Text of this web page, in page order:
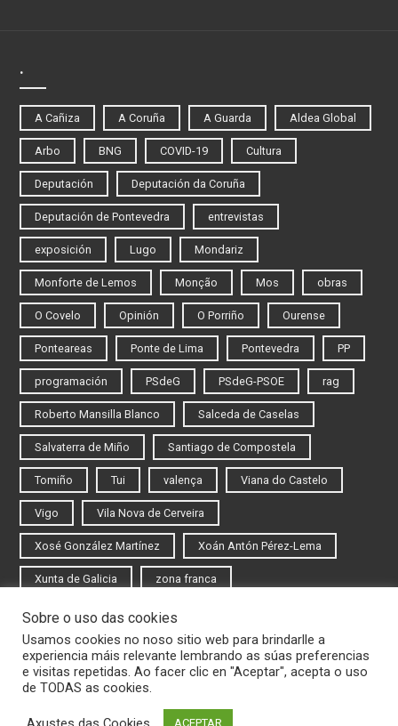
.
A Cañiza A Coruña A Guarda Aldea Global
Arbo BNG COVID-19 Cultura
Deputación Deputación da Coruña
Deputación de Pontevedra entrevistas
exposición Lugo Mondariz
Monforte de Lemos Monção Mos obras
O Covelo Opinión O Porriño Ourense
Ponteareas Ponte de Lima Pontevedra PP
programación PSdeG PSdeG-PSOE rag
Roberto Mansilla Blanco Salceda de Caselas
Salvaterra de Miño Santiago de Compostela
Tomiño Tui valença Viana do Castelo
Vigo Vila Nova de Cerveira
Xosé González Martínez Xoán Antón Pérez-Lema
Xunta de Galicia zona franca
Iniciar sesión
Rexistrarse
Sobre o uso das cookies
Usamos cookies no noso sitio web para brindarlle a
experiencia máis relevante lembrando as súas preferencias
e visitas repetidas. Ao facer clic en "Aceptar", acepta o uso
de TODAS as cookies.
ACEPTAR